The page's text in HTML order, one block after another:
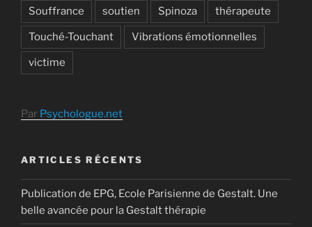
Souffrance soutien Spinoza thérapeute
Touché-Touchant Vibrations émotionnelles
victime
Par Psychologue.net
ARTICLES RÉCENTS
Publication de EPG, Ecole Parisienne de Gestalt. Une
belle avancée pour la Gestalt thérapie